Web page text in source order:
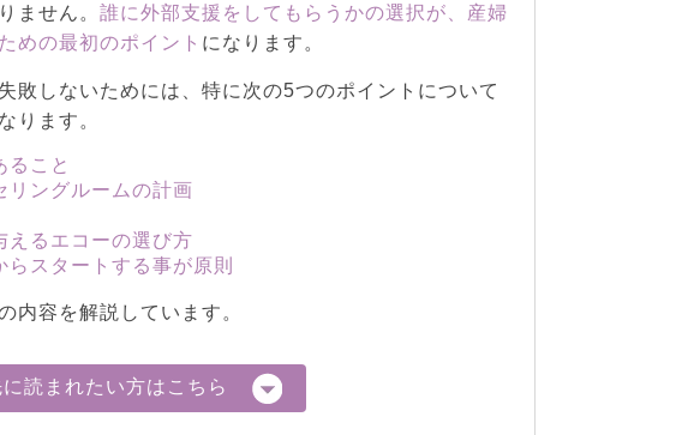
ません。 誰に外部支援をしてもらうかの選択が、産婦
めの最初のポイント になります。
敗しないためには、特に次の5つのポイントについて
ります。
ること
リングルームの計画
えるエコーの選び方
スタートする事が原則
内容を解説しています。
に読まれたい方はこちら